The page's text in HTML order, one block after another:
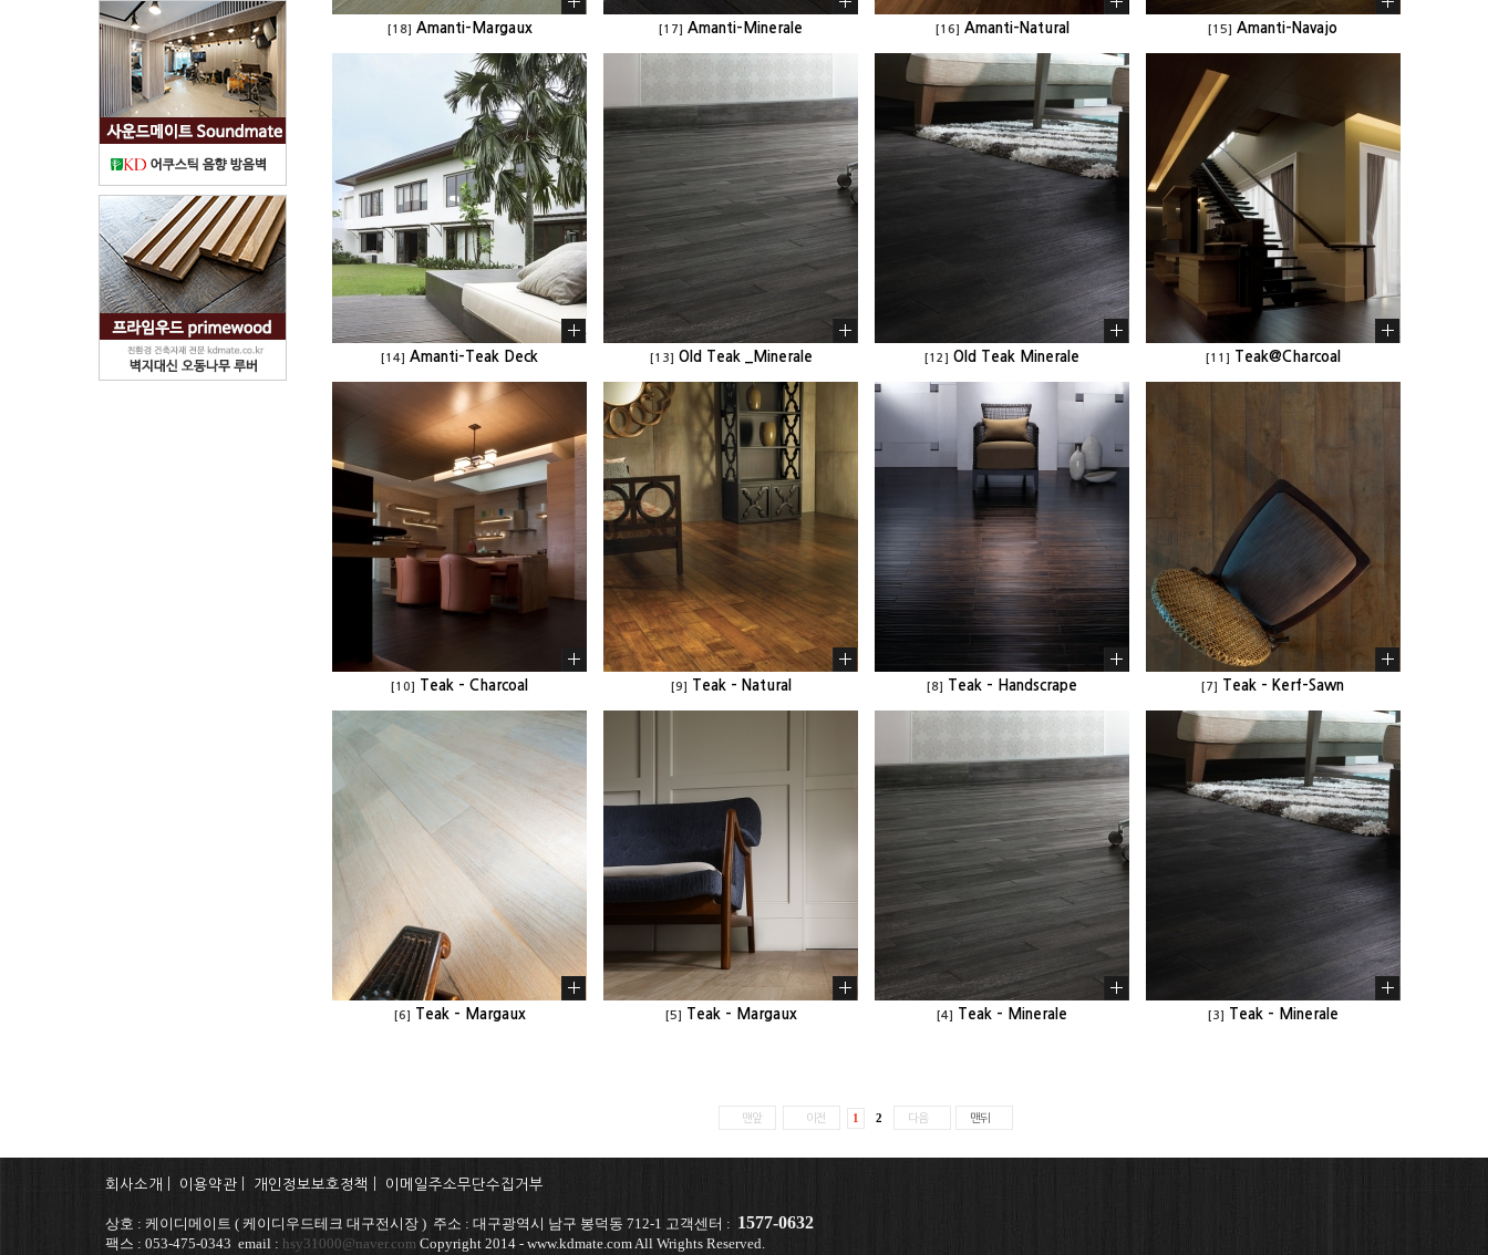
[18] Amanti-Margaux [17] Amanti-Minerale [16] Amanti-Natural [15] Amanti-Navajo
[14] Amanti-Teak Deck [13] Old Teak _Minerale [12] Old Teak Minerale [11] Teak@Charcoal
[10] Teak - Charcoal [9] Teak - Natural [8] Teak - Handscrape [7] Teak - Kerf-Sawn
[6] Teak - Margaux [5] Teak - Margaux [4] Teak - Minerale [3] Teak - Minerale
맨앞 이전 1 2 다음 맨뒤
회사소개 이용약관 개인정보보호정책 이메일주소무단수집거부
상호 : 케이디메이트 ( 케이디우드테크 대구전시장 ) 주소 : 대구광역시 남구 봉덕동 712-1 고객센터 : 1577-0632
팩스 : 053-475-0343 email : hsy31000@naver.com Copyright 2014 - www.kdmate.com All Wrights Reserved.